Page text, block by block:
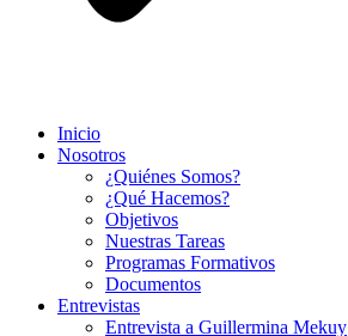
Inicio
Nosotros
¿Quiénes Somos?
¿Qué Hacemos?
Objetivos
Nuestras Tareas
Programas Formativos
Documentos
Entrevistas
Entrevista a Guillermina Mekuy